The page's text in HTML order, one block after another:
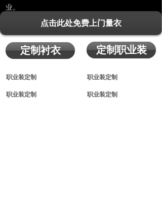
业。
点击此处免费上门量衣
定制职业装
定制衬衣
职业装定制 职业装定制
职业装定制 职业装定制